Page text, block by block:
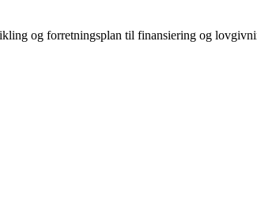
og forretningsplan til finansiering og